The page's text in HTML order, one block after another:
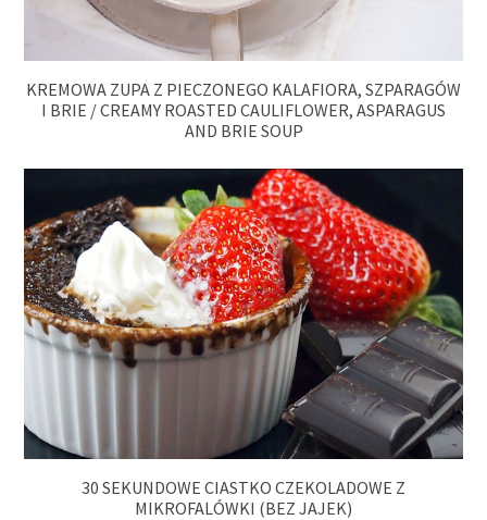
KREMOWA ZUPA Z PIECZONEGO KALAFIORA, SZPARAGÓW
I BRIE / CREAMY ROASTED CAULIFLOWER, ASPARAGUS
AND BRIE SOUP
30 SEKUNDOWE CIASTKO CZEKOLADOWE Z
MIKROFALÓWKI (BEZ JAJEK)